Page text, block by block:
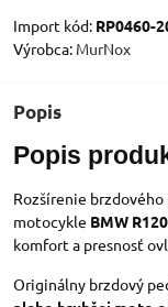
Import kód: RP0460-
Výrobca: MurNox
Popis
Popis
Rozšírenie
motocykle BMW
komfort a presnosť
Originálny brzdový